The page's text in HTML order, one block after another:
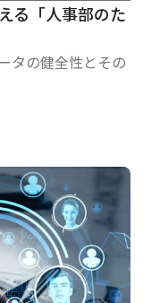
る「人事部のた
タの健全性とその